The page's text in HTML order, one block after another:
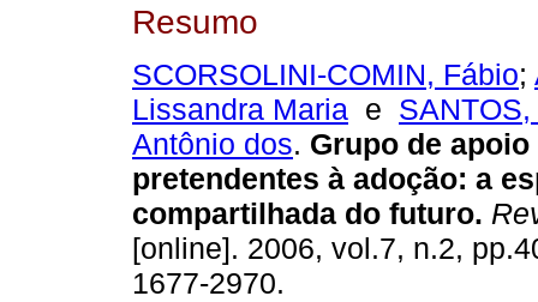
Resumo
SCORSOLINI-COMIN, Fábio;
Lissandra Maria e
Antônio dos. Grupo de
pretendentes à adoção: a
compartilhada do futuro.
[online]. 2006, vol.7, n.2,
1677-2970.